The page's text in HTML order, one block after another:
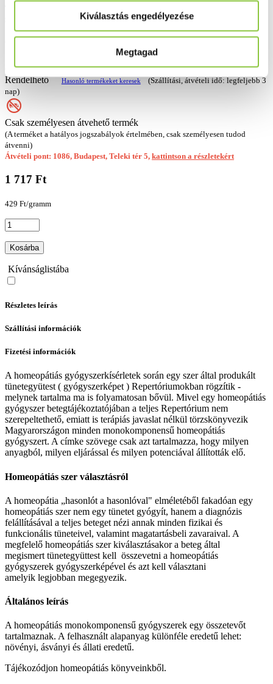
Kiválasztás engedélyezése
Megtagad
Gyártó:
Rendelhető Hasonló termékeket keresek
(Szállítási, átvételi idő: legfeljebb 3
nap)
Csak személyesen átvehető termék
(A terméket a hatályos jogszabályok értelmében, csak személyesen tudod
átvenni)
Átvételi pont: 1086, Budapest, Teleki tér 5, kattintson a részletekért
1 717 Ft
429 Ft/gramm
Kosárba
Kívánságlistába
Részletes leírás
Szállítási információk
Fizetési információk
A homeopátiás gyógyszerkísérletek során egy szer által produkált
tünetegyütest ( gyógyszerképet ) Repertóriumokban rögzítik -
melynek tartalma ma is folyamatosan bővül. Mivel egy homeopátiás
gyógyszer betegtájékoztatójában a teljes Repertórium nem
szerepeltethető, emiatt is terápiás javaslat nélkül törzskönyvezik
Magyarországon minden monokomponensű homeopátiás
gyógyszert. A címke szövege csak azt tartalmazza, hogy milyen
anyagból, milyen eljárással és milyen potenciával állították elő.
Homeopátiás szer választásról
A homeopátia „hasonlót a hasonlóval" elméletéből fakadóan egy
homeopátiás szer nem egy tünetet gyógyít, hanem a diagnózis
felállításával a teljes beteget nézi annak minden fizikai és
funkcionális tüneteivel, valamint magatartásbeli zavaraival. A
megfelelő homeopátiás szer kiválasztásakor a beteg által
megismert tünetegyüttest kell összevetni a homeopátiás
gyógyszerek gyógyszerképével és azt kell választani
amelyik legjobban megegyezik.
Általános leírás
A homeopátiás monokomponensű gyógyszerek egy összetevőt
tartalmaznak. A felhasznált alapanyag különféle eredetű lehet:
növényi, ásványi és állati eredetű.
Tájékozódjon homeopátiás könyveinkből.